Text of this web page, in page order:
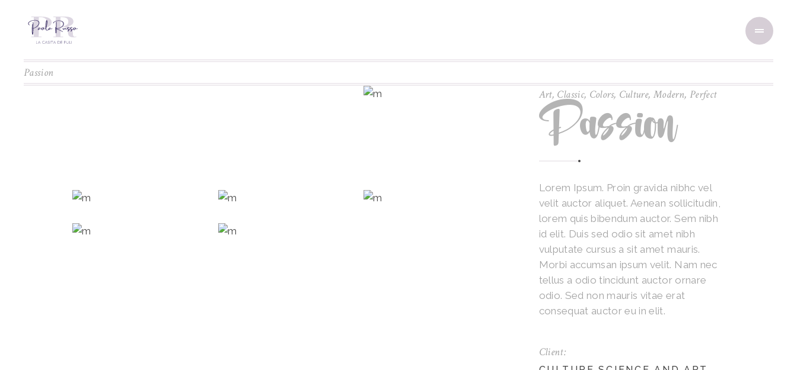
Passion
Art, Classic, Colors, Culture, Modern, Perfect
Passion
Lorem Ipsum. Proin gravida nibhc vel
velit auctor aliquet. Aenean sollicitudin,
lorem quis bibendum auctor. Sem nibh
id elit. Duis sed odio sit amet nibh
vulputate cursus a sit amet mauris.
Morbi accumsan ipsum velit. Nam nec
tellus a odio tincidunt auctor ornare
odio. Sed non mauris vitae erat
consequat auctor eu in elit.
Client: